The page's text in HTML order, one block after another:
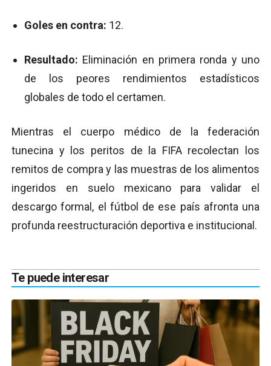
Goles en contra: 12.
Resultado: Eliminación en primera ronda y uno
de los peores rendimientos estadísticos
globales de todo el certamen.
Mientras el cuerpo médico de la federación
tunecina y los peritos de la FIFA recolectan los
remitos de compra y las muestras de los alimentos
ingeridos en suelo mexicano para validar el
descargo formal, el fútbol de ese país afronta una
profunda reestructuración deportiva e institucional.
Te puede interesar